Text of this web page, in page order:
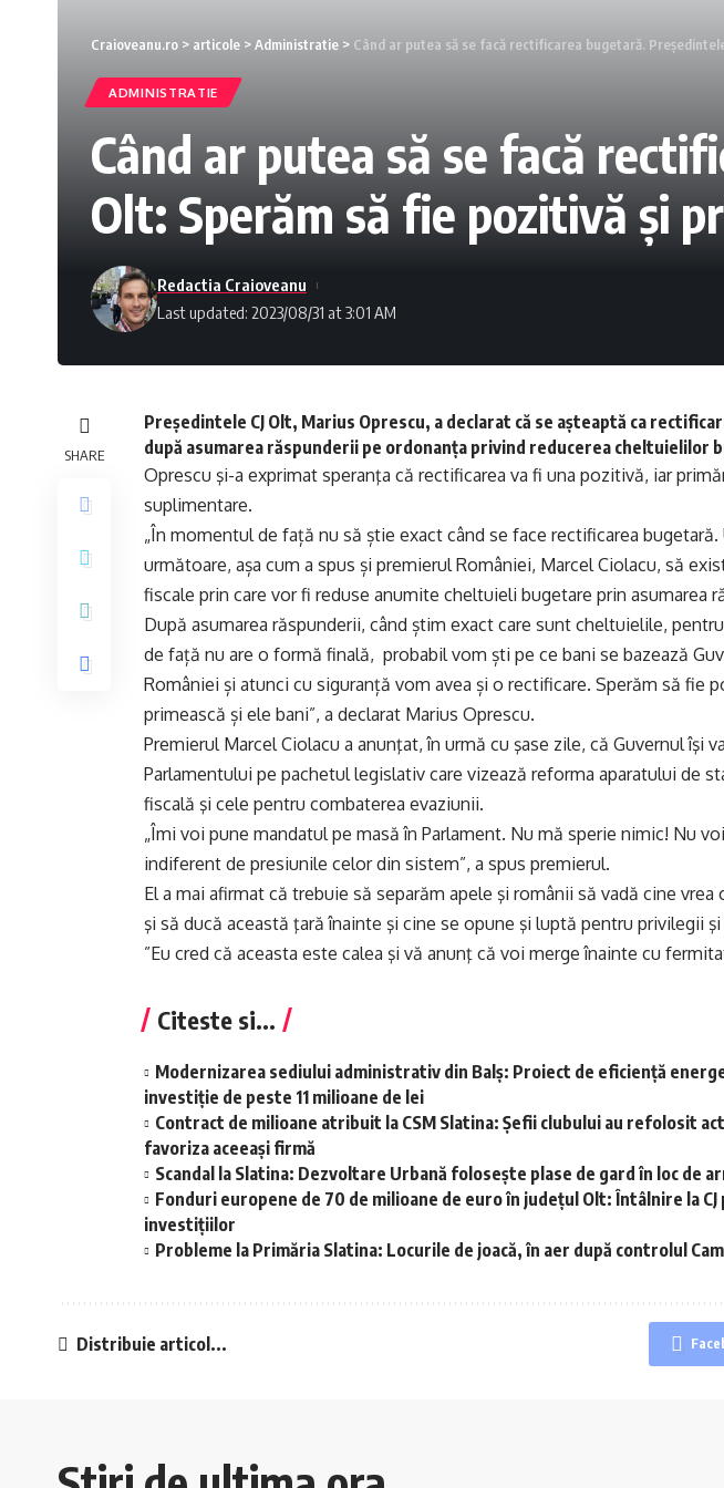
Craioveanu.ro > articole >Administratie > Când ar putea să se facă rectificarea bugetară.
ADMINISTRATIE
Când ar putea să se facă
Olt: Sperăm să fie pozitivă și
Last updated: 2023/08/31 at 3:01 AM
Redactia Craioveanu
SHARE
Preşedintele CJ Olt, Marius Oprescu, a declarat că se aşteaptă ca
după asumarea răspunderii pe ordonanţa privind reducerea cheltuielilor
Oprescu şi-a exprimat speranţa că rectificarea va fi una pozitivă, iar
suplimentare.
„În momentul de față nu să știe exact când se face rectificarea bugetară.
următoare, așa cum a spus și premierul României, Marcel Ciolacu, să
fiscale prin care vor fi reduse anumite cheltuieli bugetare prin asumarea
După asumarea răspunderii, când știm exact care sunt cheltuielile,
de față nu are o formă finală, probabil vom ști pe ce bani se bazează
României și atunci cu siguranță vom avea și o rectificare. Sperăm să fie
primească și ele bani”, a declarat Marius Oprescu.
Premierul Marcel Ciolacu a anunţat, în urmă cu şase zile, că Guvernul îşi
Parlamentului pe pachetul legislativ care vizează reforma aparatului de
fiscală şi cele pentru combaterea evaziunii.
„Îmi voi pune mandatul pe masă în Parlament. Nu mă sperie nimic! Nu
indiferent de presiunile celor din sistem”, a spus premierul.
El a mai afirmat că trebuie să separăm apele şi românii să vadă cine
şi să ducă această ţară înainte şi cine se opune şi luptă pentru privilegii
”Eu cred că aceasta este calea şi vă anunţ că voi merge înainte cu
Citeste si...
Modernizarea sediului administrativ din Balș: Proiect de eficiență
investiție de peste 11 milioane de lei
Contract de milioane atribuit la CSM Slatina: Şefii clubului au refolosit
favoriza aceeaşi firmă
Scandal la Slatina: Dezvoltare Urbană folosește plase de gard în loc de
Fonduri europene de 70 de milioane de euro în județul Olt: Întâlnire la
investițiilor
Probleme la Primăria Slatina: Locurile de joacă, în aer după controlul
Distribuie articol...